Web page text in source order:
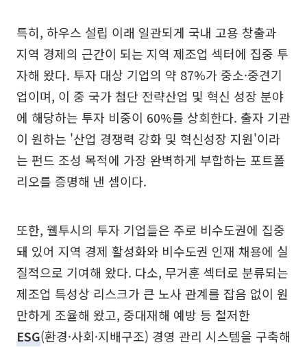
특히, 하우스 설립 이래 일관되게 국내 고용 창출과
지역 경제의 근간이 되는 지역 제조업 섹터에 집중 투
자해 왔다. 투자 대상 기업의 약 87%가 중소·중견기
업이며, 이 중 국가 첨단 전략산업 및 혁신 성장 분야
에 해당하는 투자 비중이 60%를 상회한다. 출자 기관
이 원하는 '산업 경쟁력 강화 및 혁신성장 지원'이라
는 펀드 조성 목적에 가장 완벽하게 부합하는 포트폴
리오를 증명해 낸 셈이다.
또한, 웰투시의 투자 기업들은 주로 비수도권에 집중
돼 있어 지역 경제 활성화와 비수도권 인재 채용에 실
질적으로 기여해 왔다. 다소, 무거훈 섹터로 분류되는
제조업 특성상 리스크가 큰 노사 관계를 잡음 없이 원
만하게 조율해 왔고, 중대재해 예방 등 철저한
ESG(환경·사회·지배구조) 경영 관리 시스템을 구축해